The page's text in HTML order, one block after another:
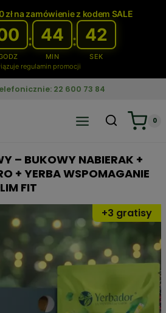
zł na zamówienie z kodem SALE
: 44
MIN
: 41
SEK
regulamin promocji
22 600 73 84
0
– BUKOWY NABIERAK +
+ YERBA WSPOMAGANIE
FIT